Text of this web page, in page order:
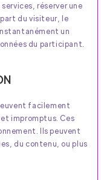
réserver une
du visiteur, le
un
du participant.
facilement
impromptus. Ces
Ils peuvent
du contenu, ou plus